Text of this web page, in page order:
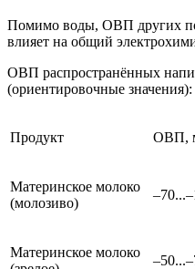
Помимо воды, ОВП других
влияет на общий
ОВП распространённых
(ориентировочные значения):
Продукт ОВП,
Материнское молоко
(молозиво)
Материнское молоко